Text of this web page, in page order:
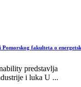
fakulteta o
predstavlja
i luka U ...